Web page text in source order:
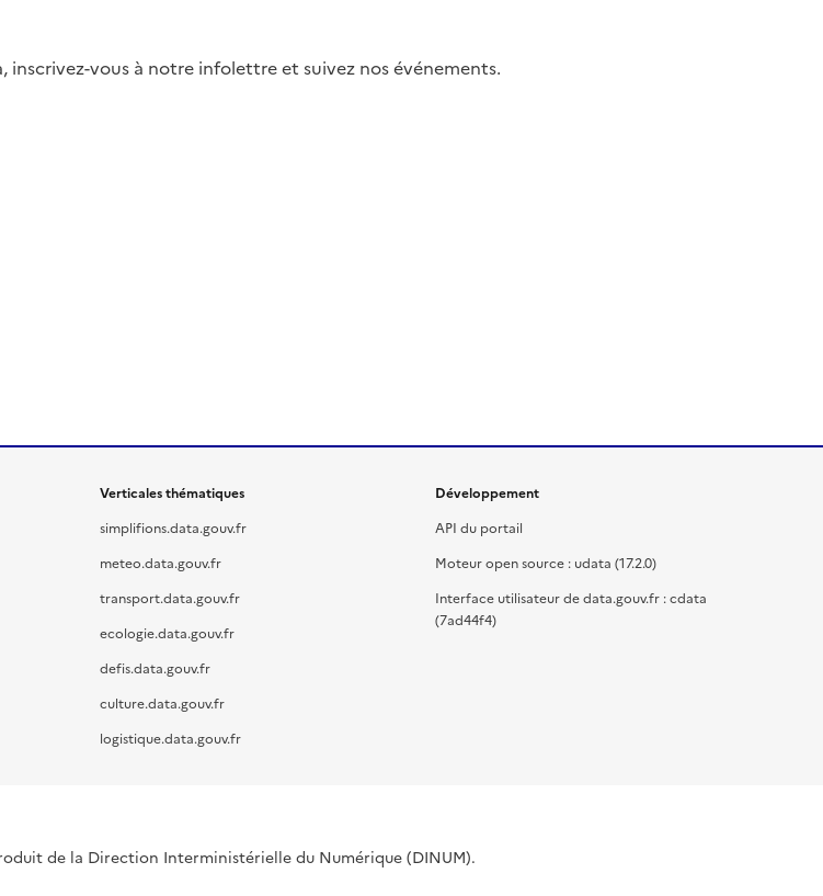
vous à notre infolettre et suivez nos événements.
Verticales thématiques
simplifions.data.gouv.fr
meteo.data.gouv.fr
transport.data.gouv.fr
ecologie.data.gouv.fr
defis.data.gouv.fr
culture.data.gouv.fr
logistique.data.gouv.fr
Développement
API du portail
Moteur open source : udata (17.2.0)
Interface utilisateur de data.gouv.fr : cdata
(7ad44f4)
de la Direction Interministérielle du Numérique (DINUM).